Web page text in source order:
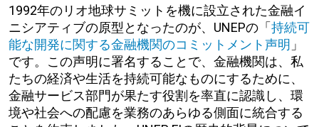
1992年のリオ地球サミットを機に設立された金融イ
ニシアティブの原型となったのが、UNEPの「 持続可
能な開発に関する金融機関のコミットメント声明 」
です。この声明に署名することで、金融機関は、私
たちの経済や生活を持続可能なものにするために、
金融サービス部門が果たす役割を率直に認識し、環
境や社会への配慮を業務のあらゆる側面に統合する